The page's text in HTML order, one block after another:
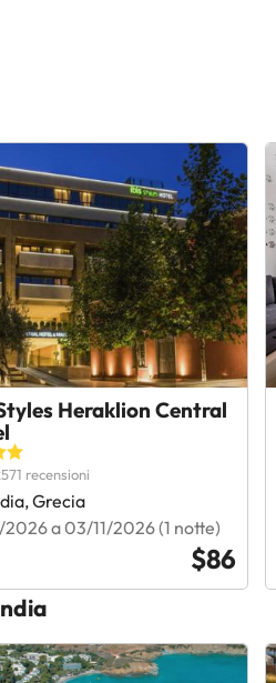
Heraklion Central
recensioni
Grecia
2026 a 03/11/2026 (1 notte)
$86